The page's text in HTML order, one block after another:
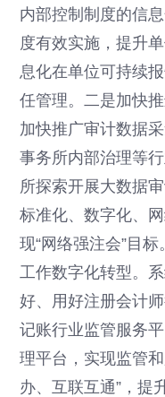
内部控制制度的信
度有效实施，提升
息化在单位可持续
任管理。二是加快
加快推广审计数据
事务所内部治理等
所探索开展大数据
标准化、数字化、
现“网络强注会”目
工作数字化转型。
好、用好注册会计
记账行业监管服务
理平台，实现监管
办、互联互通”，提